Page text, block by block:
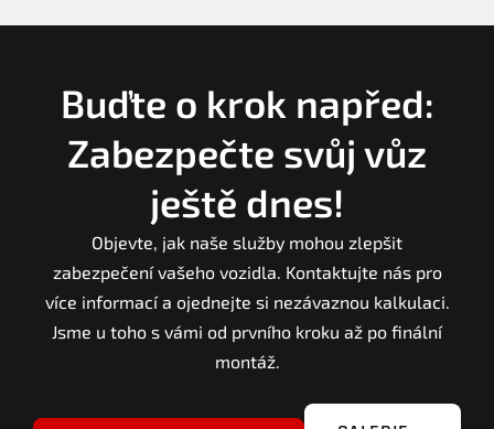
Buďte o krok napřed:
Zabezpečte svůj vůz
ještě dnes!
Objevte, jak naše služby mohou zlepšit
zabezpečení vašeho vozidla. Kontaktujte nás pro
více informací a ojednejte si nezávaznou kalkulaci.
Jsme u toho s vámi od prvního kroku až po finální
montáž.